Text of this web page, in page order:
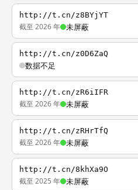
http://t.cn/z8BYjYT
截至 2026 年 未屏蔽
http://t.cn/z0D6ZaQ
数据不足
http://t.cn/zR6iIFR
截至 2026 年 未屏蔽
http://t.cn/zRHrTfQ
截至 2026 年 未屏蔽
http://t.cn/8khXa9O
截至 2025 年 未屏蔽